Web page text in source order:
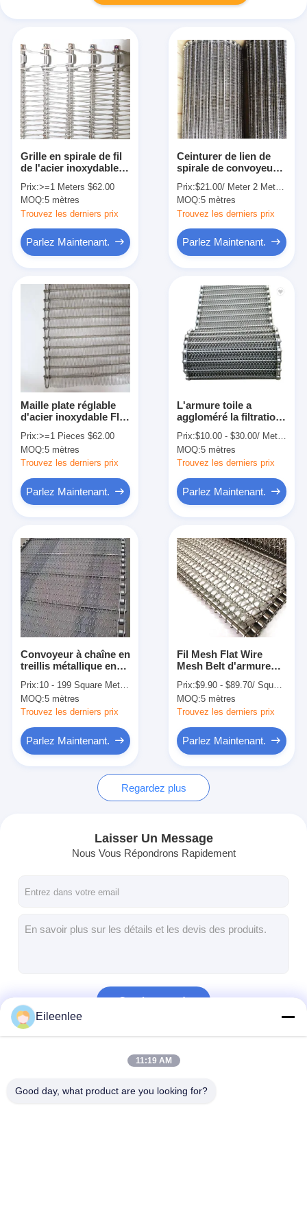
Produits
A propos de nous
Visite d'usine
nouvelles
Tous les cas
Ceinture de maille d'acier inoxydable
Treillis métallique haute température
Nourriture Mesh Belt
Ceinture en spirale de congélateur
Grille en spirale de fil
de l'acier inoxydable
pour le convoyeur
Prix:>=1 Meters $62.00
MOQ:5 mètres
Trouvez les derniers prix
Parlez Maintenant.
Ceinturer de lien de
spirale de convoyeur
d'ODM Mesh Steel
Prix:$21.00/ Meter 2 Meters(Min. Order)
MOQ:5 mètres
Trouvez les derniers prix
Parlez Maintenant.
Maille plate réglable
d'acier inoxydable Flex
Sintered Wire
Prix:>=1 Pieces $62.00
MOQ:5 mètres
Trouvez les derniers prix
Parlez Maintenant.
L'armure toile a
aggloméré la filtration
d'acier inoxydable
Prix:$10.00 - $30.00/ Meter|100 Meter/Meters(Min. Order)
MOQ:5 mètres
Trouvez les derniers prix
Parlez Maintenant.
Convoyeur à chaîne en
treillis métallique en
SS601
Prix:10 - 199 Square Meters $23.00 >=200 Square Meters $18.00
MOQ:5 mètres
Trouvez les derniers prix
Parlez Maintenant.
Fil Mesh Flat Wire
Mesh Belt d'armure
solubles 304 pour les
écrous secs rôtissant
la machine
Prix:$9.90 - $89.70/ Square Meter|1 Square Meter/Square Meters(Min. Order)
MOQ:5 mètres
Trouvez les derniers prix
Parlez Maintenant.
Regardez plus
Laisser Un Message
Nous Vous Répondrons Rapidement
Continuer
Eileenlee
11:19 AM
Good day, what product are you looking for?